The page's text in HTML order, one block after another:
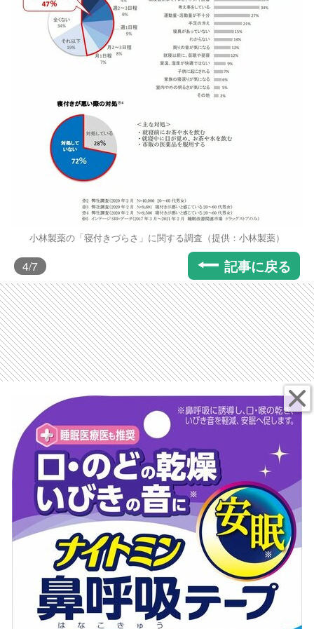
小林製薬の「寝付きづらさ」に関する調査（提供：小林製薬）
4/7 記事に戻る